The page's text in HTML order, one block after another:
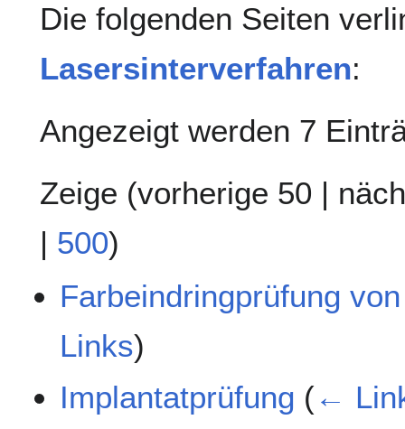
Die folgenden Seiten
Lasersinterverfahren:
Angezeigt werden 7
Zeige (vorherige 50 |
| 500)
Farbeindringprüfung
Links)
Implantatprüfung (←